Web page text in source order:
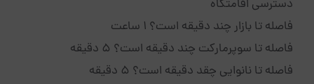
دسترسی اقامتگاه
فاصله تا بازار چند دقیقه است؟ 1 ساعت
فاصله تا سوپرمارکت چند دقیقه است؟ 5 دقیقه
فاصله تا نانوایی چقد دقیقه است؟ 5 دقیقه